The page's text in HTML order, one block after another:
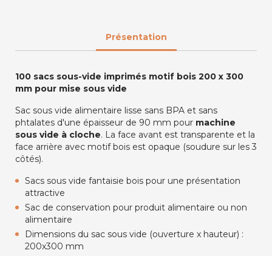
Présentation
100 sacs sous-vide imprimés motif bois 200 x 300
mm pour mise sous vide
Sac sous vide alimentaire lisse sans BPA et sans
phtalates d'une épaisseur de 90 mm pour machine
sous vide à cloche. La face avant est transparente et la
face arrière avec motif bois est opaque (soudure sur les 3
côtés).
Sacs sous vide fantaisie bois pour une présentation
attractive
Sac de conservation pour produit alimentaire ou non
alimentaire
Dimensions du sac sous vide (ouverture x hauteur) :
200x300 mm